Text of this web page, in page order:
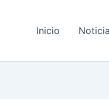
Inicio